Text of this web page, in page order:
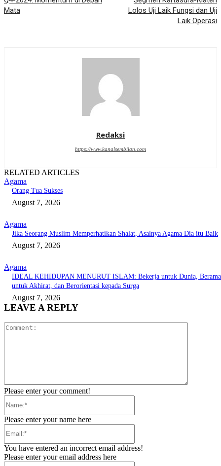
Mata
Lolos Uji Laik Fungsi dan Uji
Laik Operasi
Redaksi
https://www.kanalsembilan.com
RELATED ARTICLES
Agama
Orang Tua Sukses
August 7, 2026
Agama
Jika Seorang Muslim Memperhatikan Shalat, Asalnya Agama Dia itu Baik
August 7, 2026
Agama
IDEAL KEHIDUPAN MENURUT ISLAM: Bekerja untuk Dunia,
untuk Akhirat, dan Berorientasi kepada Surga
August 7, 2026
LEAVE A REPLY
Please enter your comment!
Please enter your name here
You have entered an incorrect email address!
Please enter your email address here